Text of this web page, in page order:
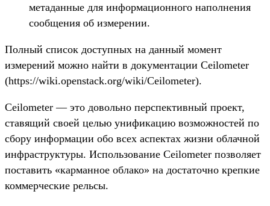
метаданные для информационного наполнения
сообщения об измерении.
Полный список доступных на данный момент
измерений можно найти в документации Ceilometer
(https://wiki.openstack.org/wiki/Ceilometer).
Ceilometer — это довольно перспективный проект,
ставящий своей целью унификацию возможностей по
сбору информации обо всех аспектах жизни облачной
инфраструктуры. Использование Ceilometer позволяет
поставить «карманное облако» на достаточно крепкие
коммерческие рельсы.